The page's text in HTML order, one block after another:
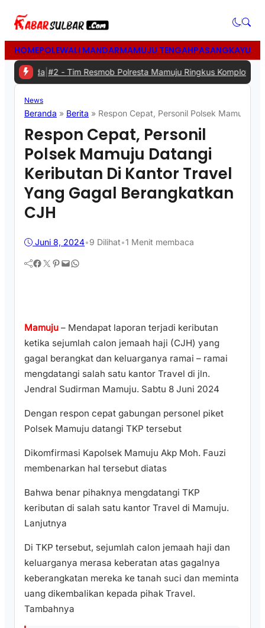
HOMEPOLEWALI MANDARMAMUJU TENGAHPASANGKAYU
#2 -Tim Resmob Polresta Mamuju Ringkus Komplotan Spesialis
News
Beranda » Berita » Respon Cepat, Personil Polsek Mamuju
Respon Cepat, Personil
Polsek Mamuju Datangi
Keributan Di Kantor Travel
Yang Gagal Berangkatkan
CJH
Juni 8, 2024•9 Dilihat•1 Menit membaca
Facebook Twitter Pinterest Mail WhatsApp
Mamuju – Mendapat laporan terjadi keributan
ketika sejumlah calon jemaah haji (CJH) yang
gagal berangkat dan keluarganya ramai – ramai
mengdatangi salah satu kantor Travel di jln.
Jendral Sudirman Mamuju. Sabtu 8 Juni 2024
Dengan respon cepat gabungan personel piket
Polsek Mamuju datangi TKP tersebut
Dikomfirmasi Kapolsek Mamuju Akp Moh. Fauzi
membenarkan hal tersebut diatas
Bahwa benar pihaknya mengdatangi TKP
keributan di salah satu kantor Travel di Mamuju.
Lanjutnya
Di TKP tersebut, sejumlah calon jemaah haji dan
keluarganya merasa keberatan atas gagalnya
keberangkatan mereka ke tanah suci dan meminta
uang dikembalikan kepada pihak Travel.
Tambahnya